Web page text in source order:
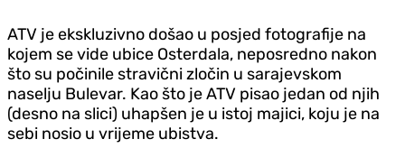
ATV je ekskluzivno došao u posjed fotografije na
kojem se vide ubice Osterdala, neposredno nakon
što su počinile stravični zločin u sarajevskom
naselju Bulevar. Kao što je ATV pisao jedan od njih
(desno na slici) uhapšen je u istoj majici, koju je na
sebi nosio u vrijeme ubistva.